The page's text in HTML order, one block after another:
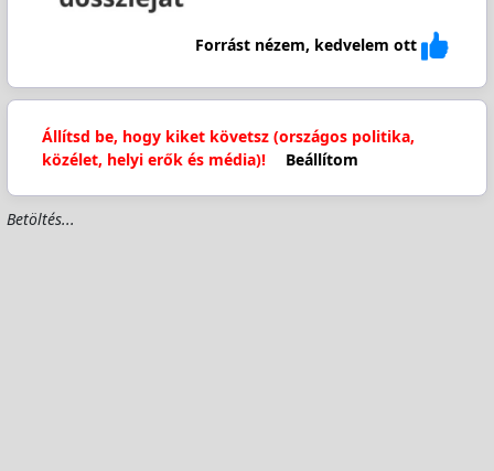
Forrást nézem, kedvelem ott
Állítsd be, hogy kiket követsz (országos politika,
közélet, helyi erők és média)!
Beállítom
Betöltés...